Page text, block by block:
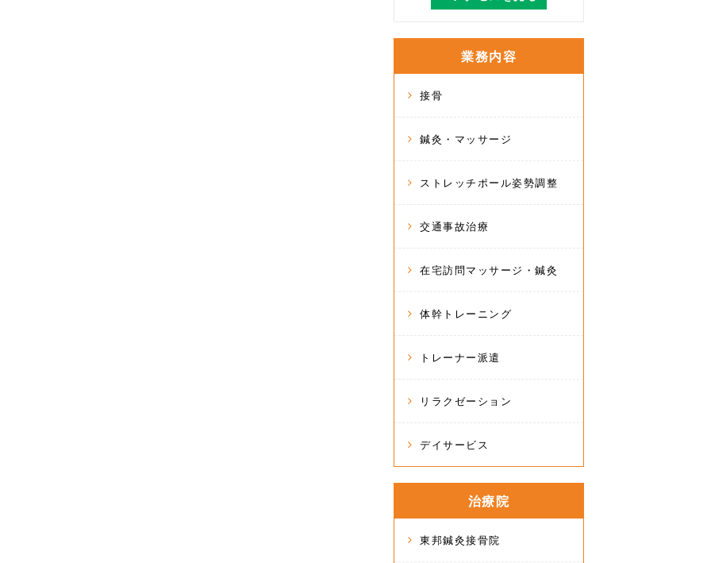
業務内容
接骨
鍼灸・マッサージ
ストレッチポール姿勢調整
交通事故治療
在宅訪問マッサージ・鍼灸
体幹トレーニング
トレーナー派遣
リラクゼーション
デイサービス
治療院
東邦鍼灸接骨院